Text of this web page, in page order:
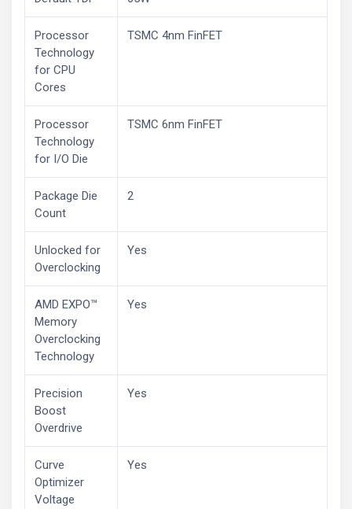
Processor
Technology
for CPU
Cores
TSMC 4nm FinFET
Processor
Technology
for I/O Die
TSMC 6nm FinFET
Package Die
Count
2
Unlocked for
Overclocking
Yes
AMD EXPO™
Memory
Overclocking
Technology
Yes
Precision
Boost
Overdrive
Yes
Curve
Optimizer
Voltage
Yes